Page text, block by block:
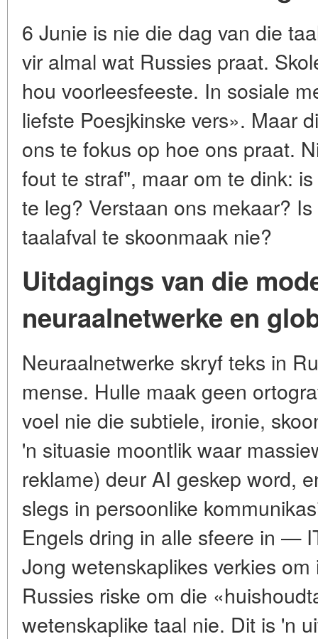
6 Junie is nie die dag van die
vir almal wat Russies praat.
hou voorleesfeeste. In sosiale
liefste Poesjkinske vers». Maar
ons te fokus op hoe ons praat.
fout te straf", maar om te dink:
te leg? Verstaan ons mekaar?
taalafval te skoonmaak nie?
Uitdagings van die
neuraalnetwerke en
Neuraalnetwerke skryf teks in
mense. Hulle maak geen
voel nie die subtiele, ironie,
'n situasie moontlik waar
reklame) deur AI geskep word,
slegs in persoonlike
Engels dring in alle sfeere in —
Jong wetenskaplikes verkies
Russies riske om die
wetenskaplike taal nie. Dit is 'n